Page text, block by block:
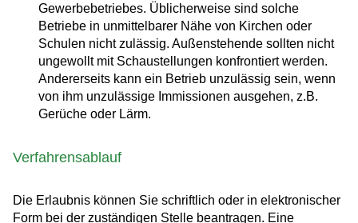
Gewerbebetriebes. Üblicherweise sind solche
Betriebe in unmittelbarer Nähe von Kirchen oder
Schulen nicht zulässig. Außenstehende sollten nicht
ungewollt mit Schaustellungen konfrontiert werden.
Andererseits kann ein Betrieb unzulässig sein, wenn
von ihm unzulässige Immissionen ausgehen, z.B.
Gerüche oder Lärm.
Verfahrensablauf
Die Erlaubnis können Sie schriftlich oder in elektronischer
Form bei der zuständigen Stelle beantragen. Eine